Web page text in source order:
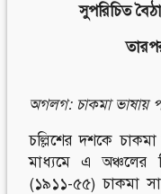
সুপরিচিত
অগলগ: চাকমা ভাষায়
চল্লিশের দশকে
মাধ্যমে এ অঞ্চলের
(১৯১১-৫৫) চাকমা